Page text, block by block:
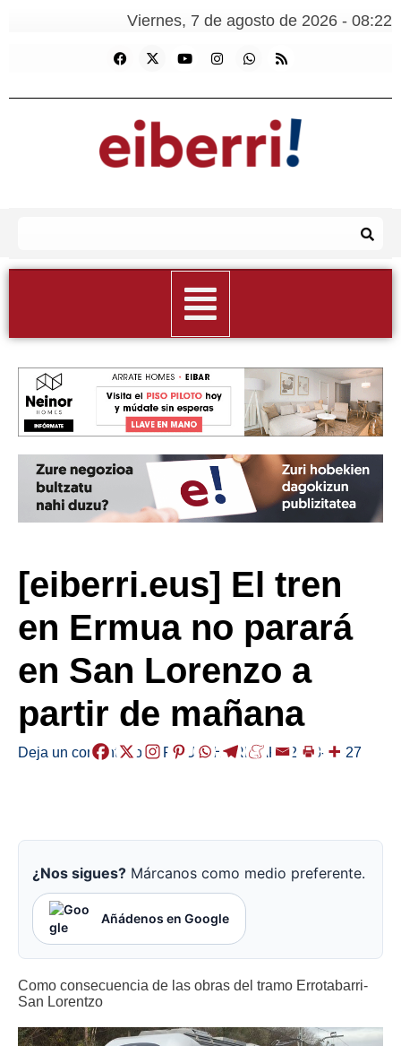
Viernes, 7 de agosto de 2026 - 08:22
[eiberri.eus] El tren
en Ermua no parará
en San Lorenzo a
partir de mañana
Deja un comentario /ERMUA, HERRIAK/2018-11-27
¿Nos sigues? Márcanos como medio preferente.
Añádenos en Google
Como consecuencia de las obras del tramo Errotabarri-
San Lorentzo